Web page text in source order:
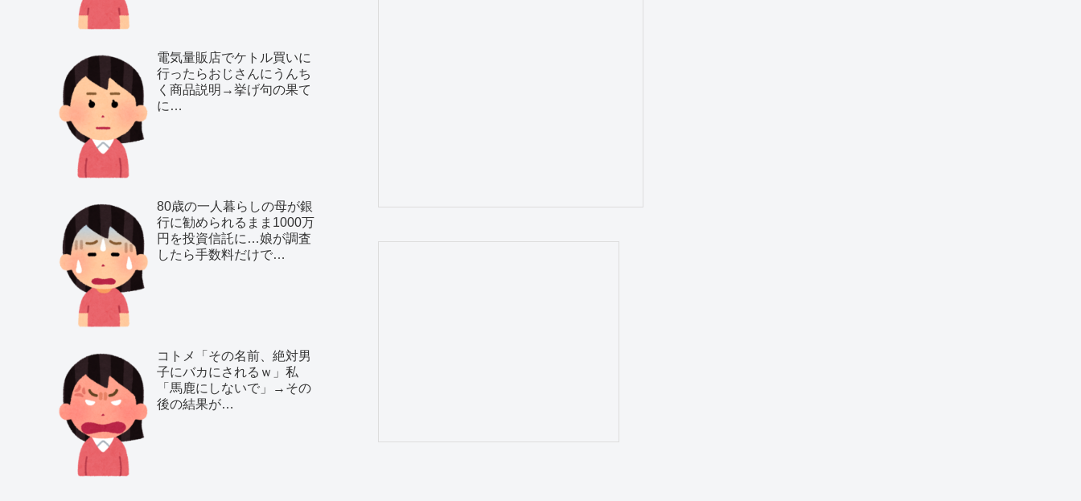
電気量販店でケトル買いに
行ったらおじさんにうんち
く商品説明→挙げ句の果て
に…
80歳の一人暮らしの母が銀
行に勧められるまま1000万
円を投資信託に…娘が調査
したら手数料だけで…
コトメ「その名前、絶対男
子にバカにされるｗ」私
「馬鹿にしないで」→その
後の結果が…